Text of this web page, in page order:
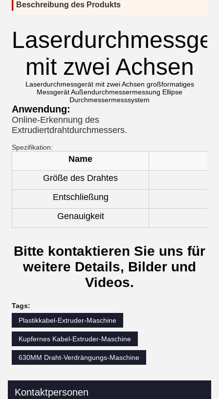
Beschreibung des Produkts
mit zwei Achsen
Laserdurchmessgerät mit zwei Achsen großformatiges
Messgerät Außendurchmessermessung Ellipse
Durchmessermesssystem
Anwendung:
Online-Erkennung des
Extrudiertdrahtdurchmessers.
Spezifikation:
Name
Größe des Drahtes
Entschließung
Genauigkeit
Bitte kontaktieren Sie uns für
weitere Details, Bilder und
Videos.
Tags:
Plastikkabel-Extruder-Maschine
Kupfernes Kabel-Extruder-Maschine
630MM Draht-Verdrängungs-Maschine
Kontaktpersonen